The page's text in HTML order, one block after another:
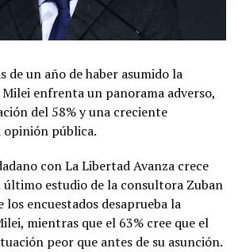
de un año de haber asumido la
Milei enfrenta un panorama adverso,
del 58% y una creciente
opinión pública.
con La Libertad Avanza crece
último estudio de la consultora Zuban
los encuestados desaprueba la
mientras que el 63% cree que el
peor que antes de su asunción.